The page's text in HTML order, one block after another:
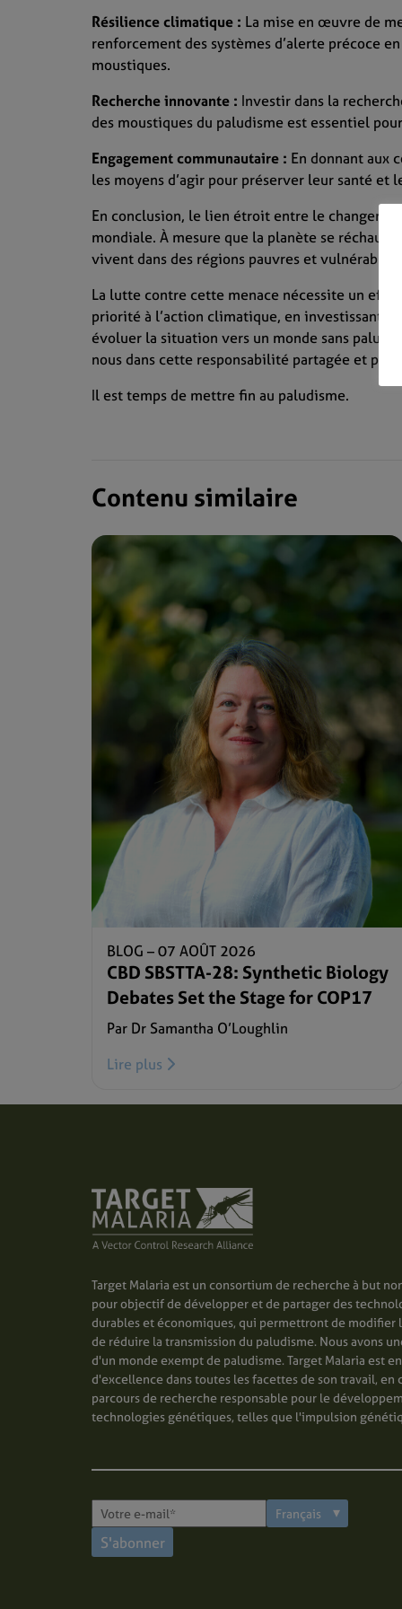
Résilience climatique : La mise en œuvre de
renforcement des systèmes d’alerte précoce
moustiques.
Recherche innovante : Investir dans la
des moustiques du paludisme est essentiel
Engagement communautaire : En donnant aux
les moyens d’agir pour préserver leur santé
En conclusion, le lien étroit entre le
mondiale. À mesure que la planète se
vivent dans des régions pauvres et
La lutte contre cette menace nécessite un
priorité à l’action climatique, en investissant
évoluer la situation vers un monde sans
nous dans cette responsabilité partagée et
Il est temps de mettre fin au paludisme.
Contenu similaire
BLOG –07 AOÛT 2026
CBD SBSTTA-28: Synthetic Biology
Debates Set the Stage for COP17
Par Dr Samantha O’Loughlin
Lire plus
Target Malaria est un consortium de recherche à but
pour objectif de développer et de partager des
durables et économiques, qui permettront de modifier
de réduire la transmission du paludisme. Nous avons
d'un monde exempt de paludisme. Target Malaria est
d'excellence dans toutes les facettes de son travail, en
parcours de recherche responsable pour le
technologies génétiques, telles que l'impulsion
S'abonner